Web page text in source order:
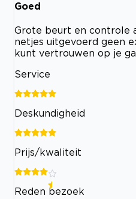
Goed
Grote beurt en controle
netjes uitgevoerd geen
kunt vertrouwen op je
Service
Deskundigheid
Prijs/kwaliteit
Reden bezoek